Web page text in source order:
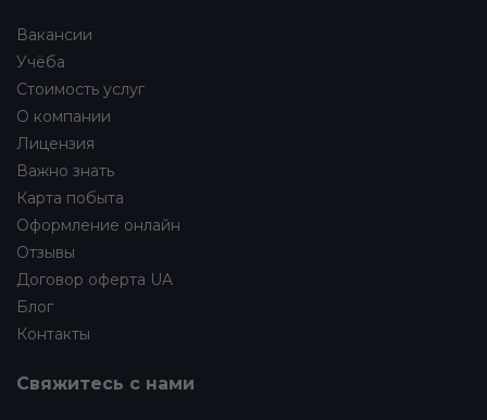
Вакансии
Учёба
Стоимость услуг
О компании
Лицензия
Важно знать
Карта побыта
Оформление онлайн
Отзывы
Договор оферта UA
Блог
Контакты
Свяжитесь с нами